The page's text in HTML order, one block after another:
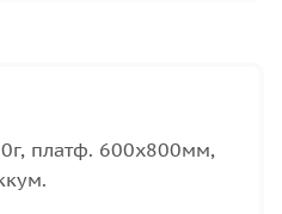
платф. 600x800мм,